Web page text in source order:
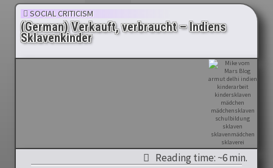
SOCIAL CRITICISM
(German) Verkauft, verbraucht – Indiens
Sklavenkinder
Reading time: ~6 min.